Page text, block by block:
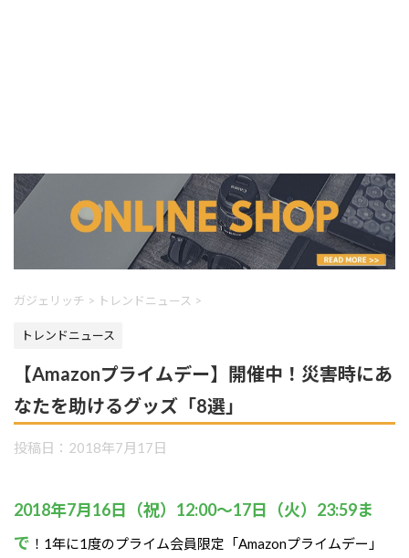
ガジェリッチ > トレンドニュース >
トレンドニュース
【Amazonプライムデー】開催中！災害時にあ
なたを助けるグッズ「8選」
投稿日： 2018年7月17日
2018年7月16日（祝）12:00～17日（火）23:59ま
で ！1年に1度のプライム会員限定「Amazonプライムデー」